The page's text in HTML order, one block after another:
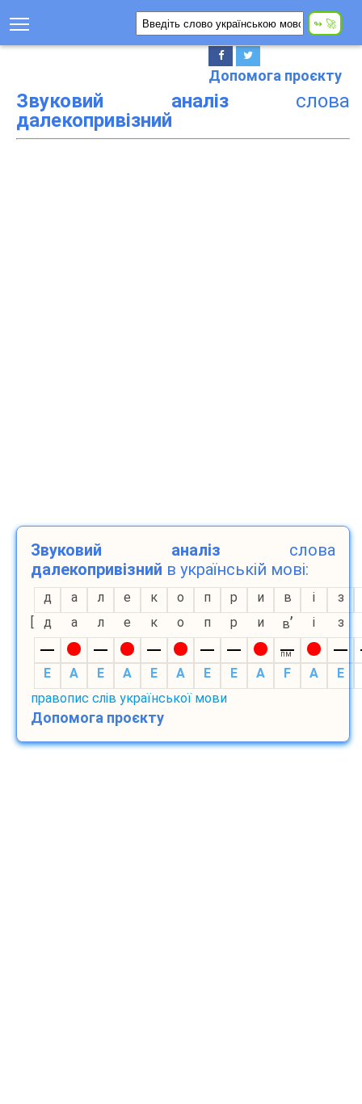
Допомога проєкту
Звуковий аналізслова
далекопривізний
Звуковий аналіз слова
далекопривізний в українській мові:
д а л е к о п р и в і
з
[
д а л е к о п р и в’ і з
пм
E A E A E A E E A F A
E
правопис слів української мови
Допомога проєкту